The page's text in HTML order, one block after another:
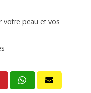
votre peau et vos